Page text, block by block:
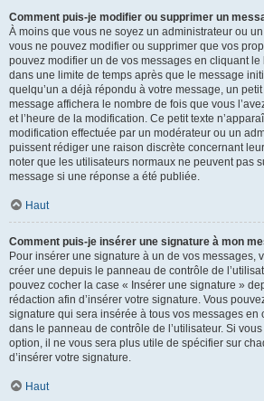
Comment puis-je modifier ou supprimer un
À moins que vous ne soyez un administrateur ou
vous ne pouvez modifier ou supprimer que vos
pouvez modifier un de vos messages en cliquant
dans une limite de temps après que le message
quelqu’un a déjà répondu à votre message, un
message affichera le nombre de fois que vous
et l’heure de la modification. Ce petit texte
modification effectuée par un modérateur ou un
puissent rédiger une raison discrète concernant
noter que les utilisateurs normaux ne peuvent pas
message si une réponse a été publiée.
Haut
Comment puis-je insérer une signature à mon
Pour insérer une signature à un de vos messages,
créer une depuis le panneau de contrôle de
pouvez cocher la case « Insérer une signature »
rédaction afin d’insérer votre signature. Vous
signature qui sera insérée à tous vos messages en
dans le panneau de contrôle de l’utilisateur. Si
option, il ne vous sera plus utile de spécifier sur
d’insérer votre signature.
Haut